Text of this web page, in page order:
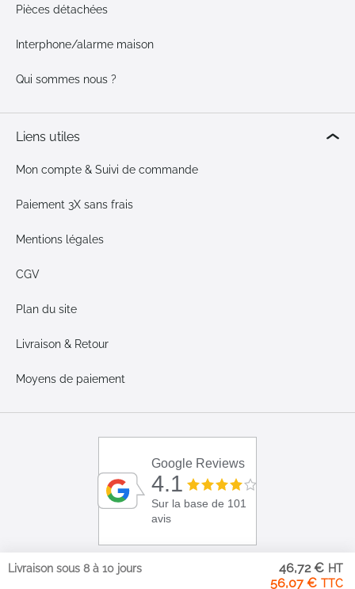
56,07 €
46,72 €
Livraison sous 8 à 10 jours
Pièces détachées
Interphone/alarme maison
Qui sommes nous ?
Liens utiles
Mon compte & Suivi de commande
Paiement 3X sans frais
Mentions légales
CGV
Plan du site
Livraison & Retour
Moyens de paiement
Google Reviews
4.1
Sur la base de 101
avis